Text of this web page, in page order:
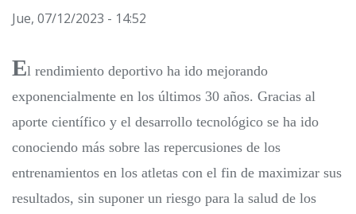
Jue, 07/12/2023 - 14:52
El rendimiento deportivo ha ido mejorando
exponencialmente en los últimos 30 años. Gracias al
aporte científico y el desarrollo tecnológico se ha ido
conociendo más sobre las repercusiones de los
entrenamientos en los atletas con el fin de maximizar sus
resultados, sin suponer un riesgo para la salud de los